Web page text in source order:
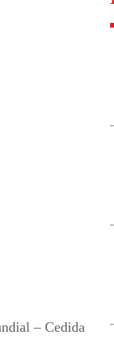
– Cedida